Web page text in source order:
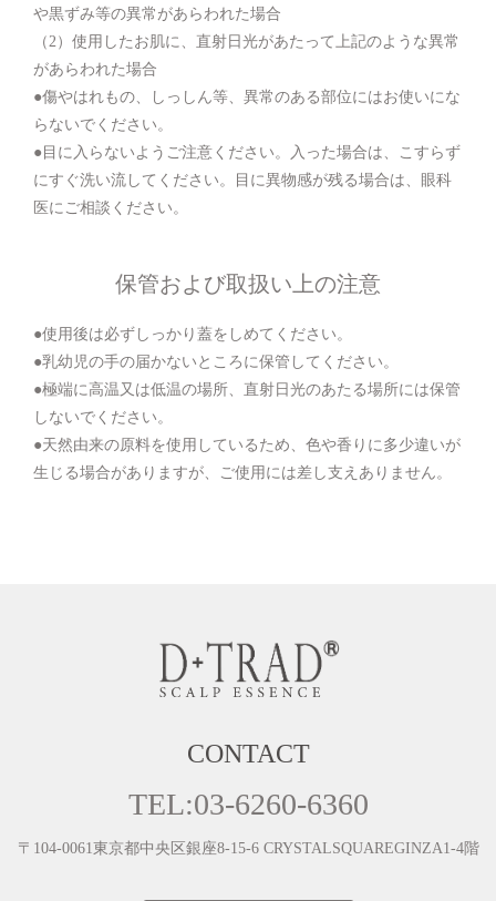
や黒ずみ等の異常があらわれた場合
（2）使用したお肌に、直射日光があたって上記のような異常
があらわれた場合
●傷やはれもの、しっしん等、異常のある部位にはお使いにな
らないでください。
●目に入らないようご注意ください。入った場合は、こすらず
にすぐ洗い流してください。目に異物感が残る場合は、眼科
医にご相談ください。
保管および取扱い上の注意
●使用後は必ずしっかり蓋をしめてください。
●乳幼児の手の届かないところに保管してください。
●極端に高温又は低温の場所、直射日光のあたる場所には保管
しないでください。
●天然由来の原料を使用しているため、色や香りに多少違いが
生じる場合がありますが、ご使用には差し支えありません。
CONTACT
TEL:03-6260-6360
〒104-0061東京都中央区銀座8-15-6 CRYSTALSQUAREGINZA1‐4階